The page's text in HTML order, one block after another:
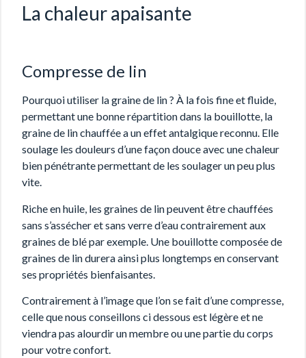
La chaleur apaisante
Compresse de lin
Pourquoi utiliser la graine de lin ? À la fois fine et fluide,
permettant une bonne répartition dans la bouillotte, la
graine de lin chauffée a un effet antalgique reconnu. Elle
soulage les douleurs d’une façon douce avec une chaleur
bien pénétrante permettant de les soulager un peu plus
vite.
Riche en huile, les graines de lin peuvent être chauffées
sans s’assécher et sans verre d’eau contrairement aux
graines de blé par exemple. Une bouillotte composée de
graines de lin durera ainsi plus longtemps en conservant
ses propriétés bienfaisantes.
Contrairement à l’image que l’on se fait d’une compresse,
celle que nous conseillons ci dessous est légère et ne
viendra pas alourdir un membre ou une partie du corps
pour votre confort.